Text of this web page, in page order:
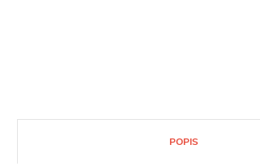
POPIS